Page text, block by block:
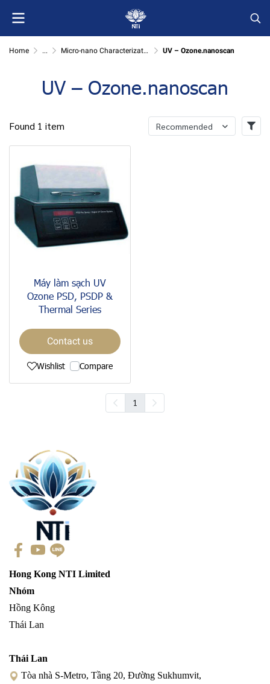
Home ... Micro-nano Characterization UV – Ozone.nanoscan
UV – Ozone.nanoscan
Found 1 item Recommended
Máy làm sạch UV
Ozone PSD, PSDP &
Thermal Series
Contact us
Wishlist Compare
1
Hong Kong NTI Limited
Nhóm
Hồng Kông
Thái Lan
Thái Lan
Tòa nhà S-Metro, Tầng 20, Đường Sukhumvit,